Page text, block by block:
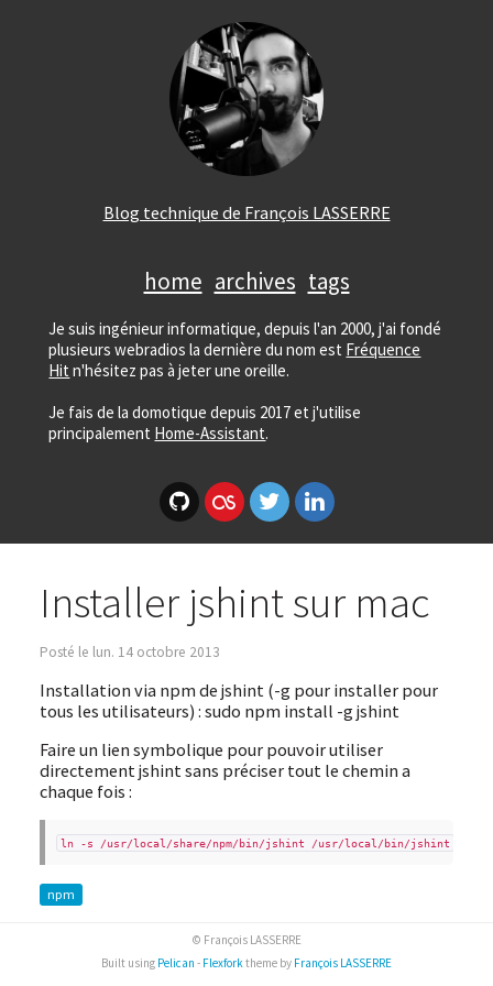
Blog technique de François LASSERRE
home archives tags
Je suis ingénieur informatique, depuis l'an 2000, j'ai fondé
plusieurs webradios la dernière du nom est Fréquence
Hit n'hésitez pas à jeter une oreille.
Je fais de la domotique depuis 2017 et j'utilise
principalement Home-Assistant.
Installer jshint sur mac
Posté le lun. 14 octobre 2013
Installation via npm de jshint (-g pour installer pour
tous les utilisateurs) : sudo npm install -g jshint
Faire un lien symbolique pour pouvoir utiliser
directement jshint sans préciser tout le chemin a
chaque fois :
ln -s /usr/local/share/npm/bin/jshint /usr/local/bin/jshint
npm
© François LASSERRE
Built using Pelican - Flexforktheme by François LASSERRE